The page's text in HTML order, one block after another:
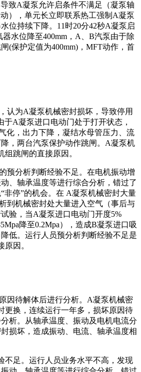
致A凝泵允许启条件不满足（凝泵轴
），单元长立即联系热工强制A凝泵
位持续下降。11时20分42秒A凝泵启
器水位降至400mm，A、B汽泵由于除
(保护定值为400mm)，MFT动作，首
认为A凝泵机械密封损坏，导致停用
A凝泵进口电动门处于打开状态，
化，出力下降，凝结水母管压力、流
，两台汽泵保护动作跳闸。A凝泵机
跳闸的直接原因。
预分析判断经验不足。在电机振动增
、轴承温度等进行综合分析，错过了
非停”的机会。在 A凝泵机械密封大量
到机械密封处大量进入空气（事后与
验，当A凝泵进口电动门开度5%
降至0.2Mpa），造成B凝泵进口吸
低。运行人员预分析判断经验不足是
原因。
因待解体后进行分析。A凝泵机械密
更换，连续运行一年多，损坏原因待
析。从轴承温度、振动及电机电流分
损坏，造成振动、电流、轴承温度相
不足。运行人员业务水平不高，发现